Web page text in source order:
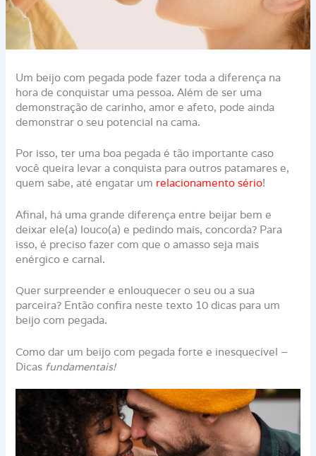
Um beijo com pegada pode fazer toda a diferença na
hora de conquistar uma pessoa. Além de ser uma
demonstração de carinho, amor e afeto, pode ainda
demonstrar o seu potencial na cama.
Por isso, ter uma boa pegada é tão importante caso
você queira levar a conquista para outros patamares e,
quem sabe, até engatar um relacionamento sério!
Afinal, há uma grande diferença entre beijar bem e
deixar ele(a) louco(a) e pedindo mais, concorda? Para
isso, é preciso fazer com que o amasso seja mais
enérgico e carnal.
Quer surpreender e enlouquecer o seu ou a sua
parceira? Então confira neste texto 10 dicas para um
beijo com pegada.
Como dar um beijo com pegada forte e inesquecível –
Dicas fundamentais!